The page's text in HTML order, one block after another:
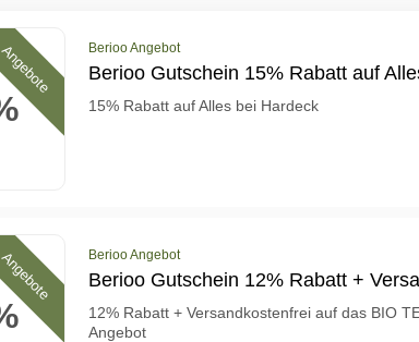
Berioo Angebot
Berioo Gutschein 15% Rabatt auf
15% Rabatt auf Alles bei Hardeck
Berioo Angebot
Berioo Gutschein 12% Rabatt +
12% Rabatt + Versandkostenfrei auf das BIO
Angebot